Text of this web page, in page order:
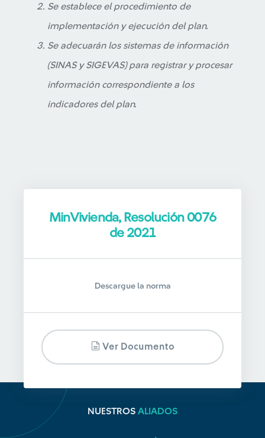
Se establece el procedimiento de
implementación y ejecución del plan.
Se adecuarán los sistemas de información
(SINAS y SIGEVAS) para registrar y procesar
información correspondiente a los
indicadores del plan.
MinVivienda, Resolución 0076
de 2021
Descargue la norma
Ver Documento
NUESTROS ALIADOS